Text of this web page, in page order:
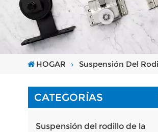
HOGAR Suspensión Del
CATEGORÍAS
Suspensión del rodillo de la